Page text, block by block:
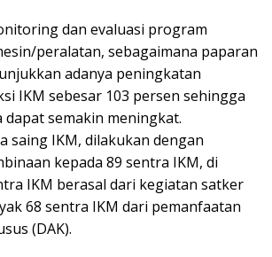
dan evaluasi program
peralatan, sebagaimana paparan
adanya peningkatan
IKM sebesar 103 persen sehingga
dapat semakin meningkat.
saing IKM, dilakukan dengan
kepada 89 sentra IKM, di
IKM berasal dari kegiatan satker
68 sentra IKM dari pemanfaatan
(DAK).